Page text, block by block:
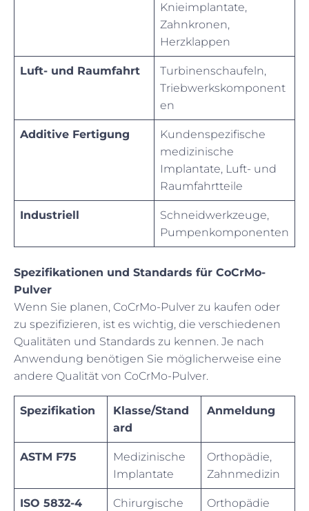
Knieimplantate,
Zahnkronen,
Herzklappen
Luft- und Raumfahrt
Turbinenschaufeln,
Triebwerkskomponent
en
Additive Fertigung
Kundenspezifische
medizinische
Implantate, Luft- und
Raumfahrtteile
Industriell
Schneidwerkzeuge,
Pumpenkomponenten
Spezifikationen und Standards für CoCrMo-
Pulver
Wenn Sie planen, CoCrMo-Pulver zu kaufen oder
zu spezifizieren, ist es wichtig, die verschiedenen
Qualitäten und Standards zu kennen. Je nach
Anwendung benötigen Sie möglicherweise eine
andere Qualität von CoCrMo-Pulver.
Spezifikation
Klasse/Stand
ard
Anmeldung
ASTM F75
Medizinische
Implantate
Orthopädie,
Zahnmedizin
ISO 5832-4
Chirurgische
Orthopädie